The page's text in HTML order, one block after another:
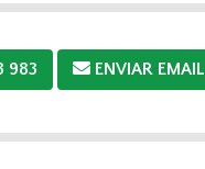
983 ENVIAR EMAIL